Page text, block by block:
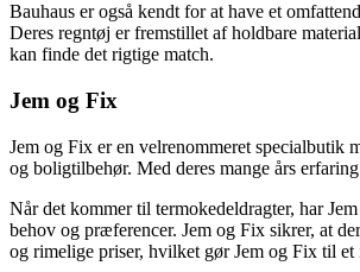
Bauhaus er også kendt for at have et
Deres regntøj er fremstillet af holdbare
kan finde det rigtige match.
Jem og Fix
Jem og Fix er en velrenommeret
og boligtilbehør. Med deres mange års
Når det kommer til termokedeldragter, har
behov og præferencer. Jem og Fix sikrer, at
og rimelige priser, hvilket gør Jem og Fix til et